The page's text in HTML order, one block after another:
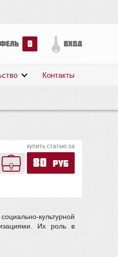
0 вход
Контакты
купить статью за
80 руб
культурной
Их роль в